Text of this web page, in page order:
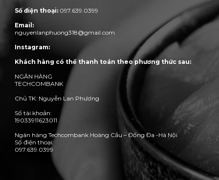
Số điện thoại: 097.639.0399
Email:
nguyenlanphuong318@gmail.com
Instagram:
Khách hàng có thể thanh toán theo phương thức sau:
NGÂN HÀNG
TECHCOMBANK
Chủ TK: Nguyễn Lan Phương
Số tài khoản:
19033911623011
Ngân hàng Techcombank Hoàng Cầu – Đống Đa -Hà Nội
Số điện thoại:
097.639.0399